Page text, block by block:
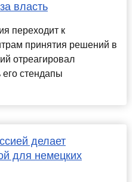
власть
переходит к
принятия решений в
отреагировал
стендапы
делает
для немецких